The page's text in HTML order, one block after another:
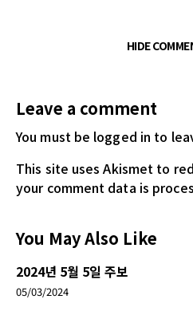
HIDE
Leave a comment
You must be logged in to
This site uses Akismet to
your comment data is
You May Also Like
2024년 5월 5일 주보
05/03/2024